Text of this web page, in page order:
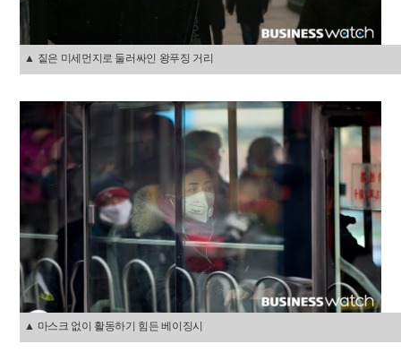
▲ 짙은 미세먼지로 둘러싸인 왕푸징 거리
▲ 마스크 없이 활동하기 힘든 베이징시